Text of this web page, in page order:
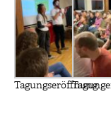
Tagungseröffnung